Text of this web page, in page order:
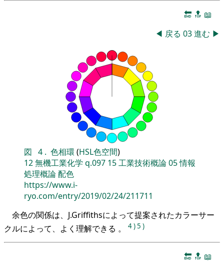
🔚 🔝 📖
◀ 戻る 03進む ▶
図 4 . 色相環 (HSL色空間)
12無機工業化学 q.097 15工業技術概論05情報
処理概論配色
https://www.i-
ryo.com/entry/2019/02/24/211711
余色の関係は、J.Griffithsによって提案されたカラーサー
クルによって、よく理解できる 。
4)5 )
🔚 🔝 📖